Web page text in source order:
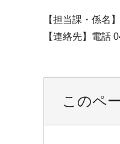
【担当課・係名
【連絡先】電話
このペ